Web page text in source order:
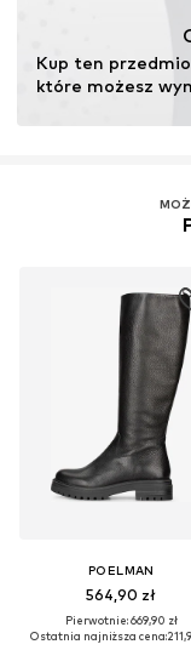
Kup ten
które możesz
POELMAN
564,90 zł
Pierwotnie: 669,90 zł
Ostatnia najniższa cena: